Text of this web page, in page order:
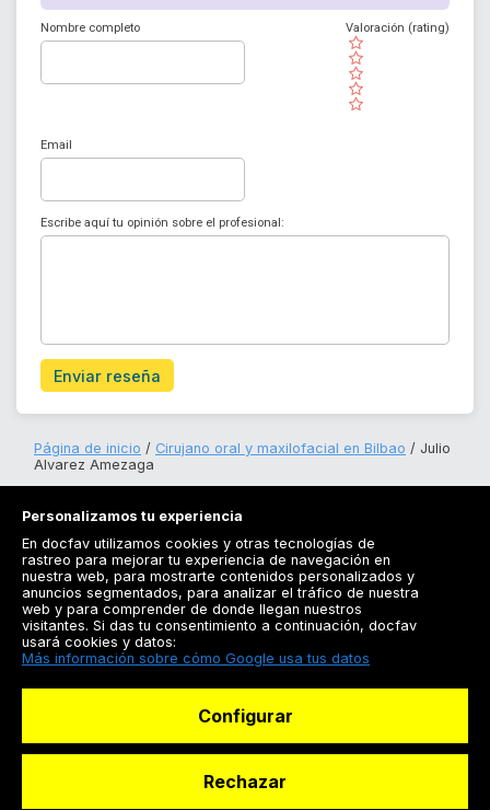
Nombre completo
( )
( )
( )
( )
( )
Valoración (rating)
Email
Escribe aquí tu opinión sobre el profesional:
Enviar reseña
Página de inicio Cirujano oral y maxilofacial en Bilbao
Julio
Alvarez Amezaga
Registrarse
Docfav
Personalizamos tu experiencia
En docfav utilizamos cookies y otras tecnologías de
rastreo para mejorar tu experiencia de navegación en
nuestra web, para mostrarte contenidos personalizados y
anuncios segmentados, para analizar el tráfico de nuestra
web y para comprender de donde llegan nuestros
visitantes. Si das tu consentimiento a continuación, docfav
usará cookies y datos:
Más información sobre cómo Google usa tus datos
Configurar
Rechazar